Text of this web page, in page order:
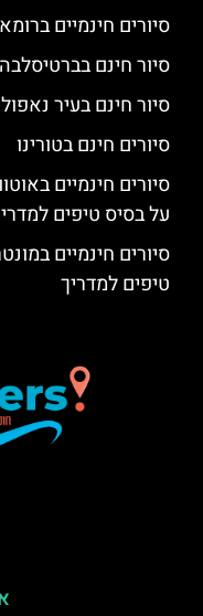
סיורים חינמיים
סיור חינם
סיור חינם בעיר
סיורים חינם בטורינו
על בסיס טיפים
טיפים למדריך